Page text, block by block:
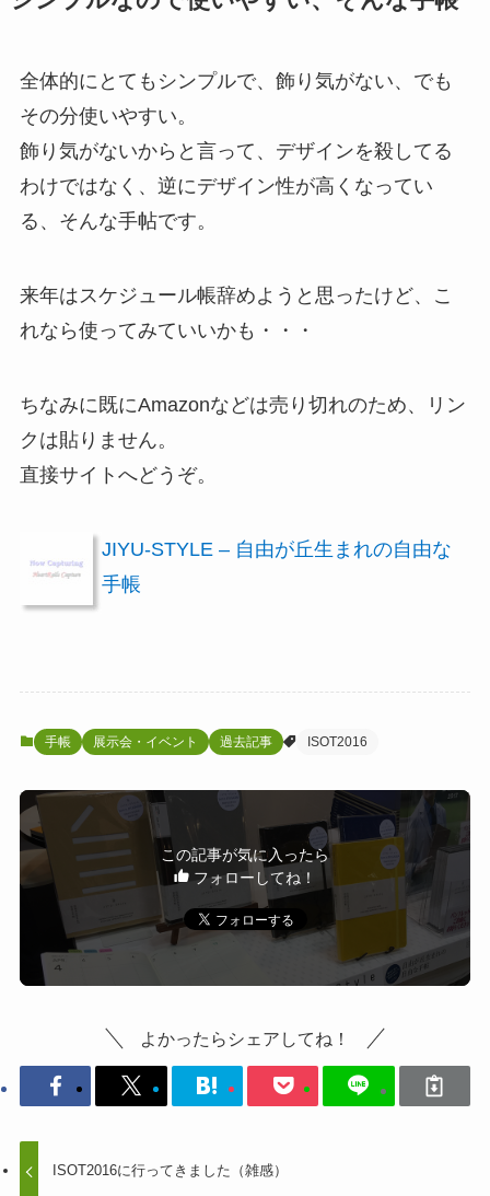
全体的にとてもシンプルで、飾り気がない、でも
その分使いやすい。
飾り気がないからと言って、デザインを殺してる
わけではなく、逆にデザイン性が高くなってい
る、そんな手帖です。
来年はスケジュール帳辞めようと思ったけど、こ
れなら使ってみていいかも・・・
ちなみに既にAmazonなどは売り切れのため、リン
クは貼りません。
直接サイトへどうぞ。
JIYU-STYLE – 自由が丘生まれの自由な
手帳
手帳 展示会・イベント 過去記事 ISOT2016
この記事が気に入ったら
フォローしてね！
よかったらシェアしてね！
ISOT2016に行ってきました（雑感）